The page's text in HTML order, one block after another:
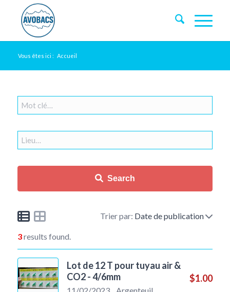
Vous êtes ici : Accueil
Search
Trier par: Date de publication
3results found.
Lot de 12 T pour tuyau air &
CO2 - 4/6mm
$1.00